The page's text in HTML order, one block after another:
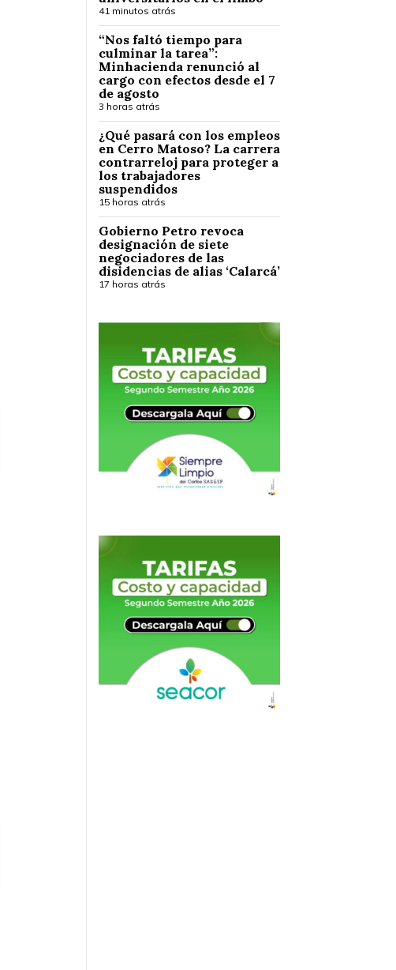
41 minutos atrás
“Nos faltó tiempo para
culminar la tarea”:
Minhacienda renunció al
cargo con efectos desde el 7
de agosto
3 horas atrás
¿Qué pasará con los empleos
en Cerro Matoso? La carrera
contrarreloj para proteger a
los trabajadores
suspendidos
15 horas atrás
Gobierno Petro revoca
designación de siete
negociadores de las
disidencias de alias ‘Calarcá’
17 horas atrás